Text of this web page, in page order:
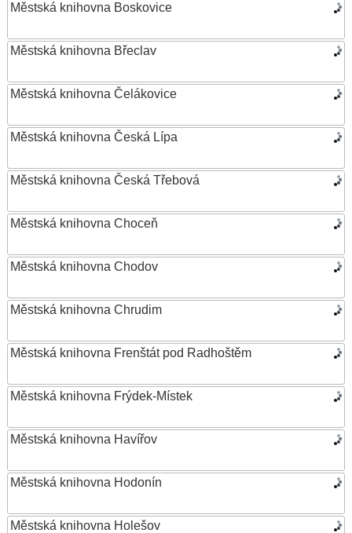
Městská knihovna Boskovice
Městská knihovna Břeclav
Městská knihovna Čelákovice
Městská knihovna Česká Lípa
Městská knihovna Česká Třebová
Městská knihovna Choceň
Městská knihovna Chodov
Městská knihovna Chrudim
Městská knihovna Frenštát pod Radhoštěm
Městská knihovna Frýdek-Místek
Městská knihovna Havířov
Městská knihovna Hodonín
Městská knihovna Holešov